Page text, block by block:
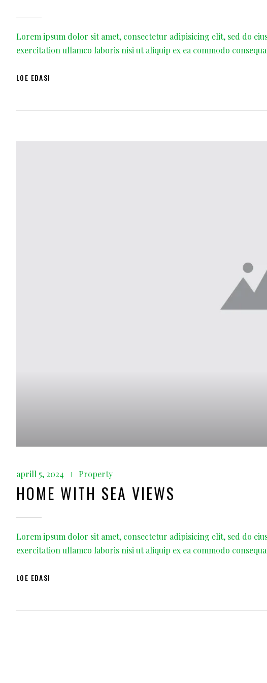
Lorem ipsum dolor sit amet, consectetur adipisicing elit, sed do
exercitation ullamco laboris nisi ut aliquip ex ea commodo
LOE EDASI
aprill 5, 2024 Property
HOME WITH SEA VIEWS
Lorem ipsum dolor sit amet, consectetur adipisicing elit, sed do
exercitation ullamco laboris nisi ut aliquip ex ea commodo
LOE EDASI